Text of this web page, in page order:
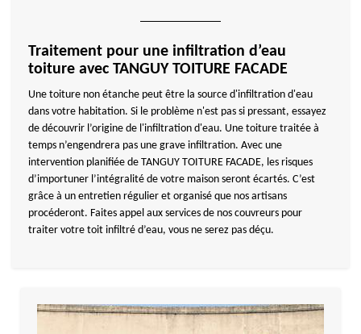
Traitement pour une infiltration d’eau
toiture avec TANGUY TOITURE FACADE
Une toiture non étanche peut être la source d'infiltration d'eau
dans votre habitation. Si le problème n'est pas si pressant, essayez
de découvrir l’origine de l'infiltration d'eau. Une toiture traitée à
temps n’engendrera pas une grave infiltration. Avec une
intervention planifiée de TANGUY TOITURE FACADE, les risques
d’importuner l’intégralité de votre maison seront écartés. C’est
grâce à un entretien régulier et organisé que nos artisans
procéderont. Faites appel aux services de nos couvreurs pour
traiter votre toit infiltré d’eau, vous ne serez pas déçu.